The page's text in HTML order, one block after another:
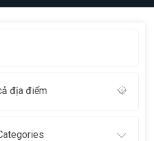
địa điểm